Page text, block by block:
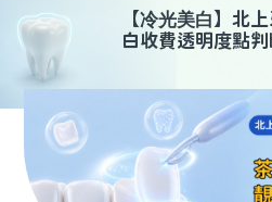
醫院簡介 hospital introduction
醫生介紹 doctor introduction
醫療新聞 medical news
種植牙 dental implant
微信預約
WhatsApp預約
【冷光美白】北
白收費透明度點